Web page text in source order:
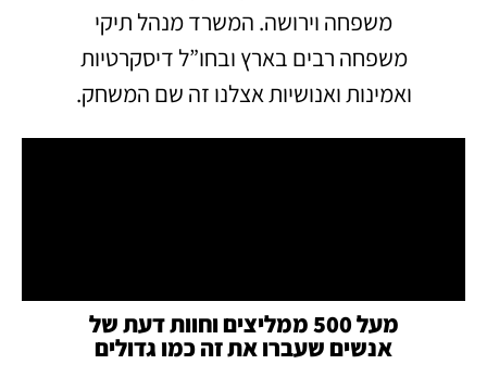
משפחה וירושה. המשרד מנהל תיקי
משפחה רבים בארץ ובחו”ל דיסקרטיות
ואמינות ואנושיות אצלנו זה שם המשחק.
מעל 500 ממליצים וחוות דעת של
אנשים שעברו את זה כמו גדולים